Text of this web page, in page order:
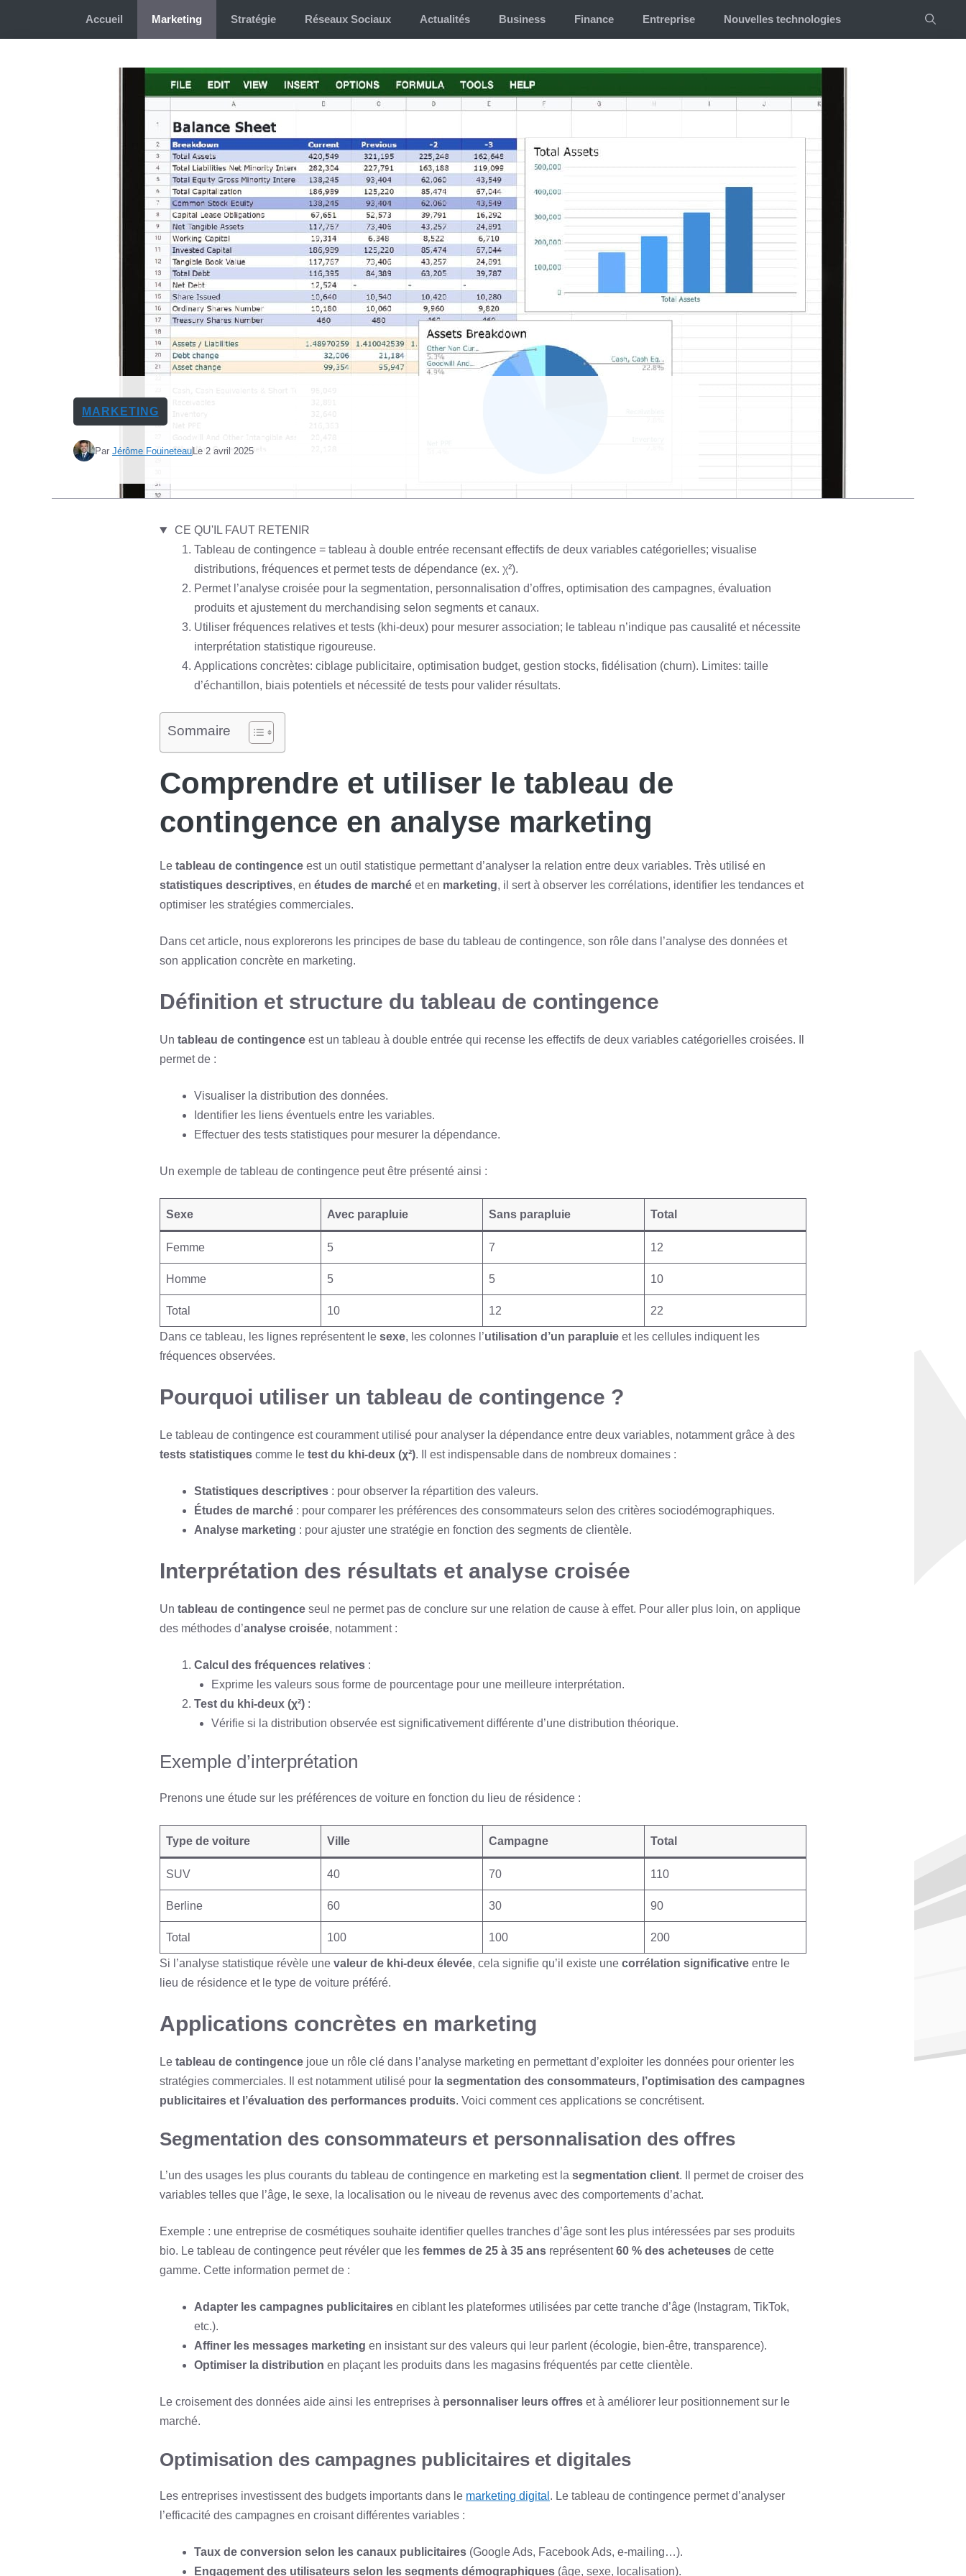
Accueil Marketing Stratégie Réseaux Sociaux Actualités Business Finance Entreprise Nouvelles technologies
MARKETING
Par Jérôme FouineteauLe 2 avril 2025
CE QU'IL FAUT RETENIR
Tableau de contingence = tableau à double entrée recensant effectifs de deux variables catégorielles; visualise
distributions, fréquences et permet tests de dépendance (ex. χ²).
Permet l’analyse croisée pour la segmentation, personnalisation d’offres, optimisation des campagnes, évaluation
produits et ajustement du merchandising selon segments et canaux.
Utiliser fréquences relatives et tests (khi‑deux) pour mesurer association; le tableau n’indique pas causalité et nécessite
interprétation statistique rigoureuse.
Applications concrètes: ciblage publicitaire, optimisation budget, gestion stocks, fidélisation (churn). Limites: taille
d’échantillon, biais potentiels et nécessité de tests pour valider résultats.
Sommaire
Comprendre et utiliser le tableau de
contingence en analyse marketing
Le tableau de contingence est un outil statistique permettant d’analyser la relation entre deux variables. Très utilisé en
statistiques descriptives, en études de marché et en marketing, il sert à observer les corrélations, identifier les tendances et
optimiser les stratégies commerciales.
Dans cet article, nous explorerons les principes de base du tableau de contingence, son rôle dans l’analyse des données et
son application concrète en marketing.
Définition et structure du tableau de contingence
Un tableau de contingence est un tableau à double entrée qui recense les effectifs de deux variables catégorielles croisées. Il
permet de :
Visualiser la distribution des données.
Identifier les liens éventuels entre les variables.
Effectuer des tests statistiques pour mesurer la dépendance.
Un exemple de tableau de contingence peut être présenté ainsi :
Sexe Avec parapluie Sans parapluie Total
Femme 5 7 12
Homme 5 5 10
Total 10 12 22
Dans ce tableau, les lignes représentent le sexe, les colonnes l’utilisation d’un parapluie et les cellules indiquent les
fréquences observées.
Pourquoi utiliser un tableau de contingence ?
Le tableau de contingence est couramment utilisé pour analyser la dépendance entre deux variables, notamment grâce à des
tests statistiques comme le test du khi-deux (χ²). Il est indispensable dans de nombreux domaines :
Statistiques descriptives : pour observer la répartition des valeurs.
Études de marché : pour comparer les préférences des consommateurs selon des critères sociodémographiques.
Analyse marketing : pour ajuster une stratégie en fonction des segments de clientèle.
Interprétation des résultats et analyse croisée
Un tableau de contingence seul ne permet pas de conclure sur une relation de cause à effet. Pour aller plus loin, on applique
des méthodes d’analyse croisée, notamment :
Calcul des fréquences relatives :
Exprime les valeurs sous forme de pourcentage pour une meilleure interprétation.
Test du khi-deux (χ²) :
Vérifie si la distribution observée est significativement différente d’une distribution théorique.
Exemple d’interprétation
Prenons une étude sur les préférences de voiture en fonction du lieu de résidence :
Type de voiture Ville Campagne Total
SUV 40 70 110
Berline 60 30 90
Total 100 100 200
Si l’analyse statistique révèle une valeur de khi-deux élevée, cela signifie qu’il existe une corrélation significative entre le
lieu de résidence et le type de voiture préféré.
Applications concrètes en marketing
Le tableau de contingence joue un rôle clé dans l’analyse marketing en permettant d’exploiter les données pour orienter les
stratégies commerciales. Il est notamment utilisé pour la segmentation des consommateurs, l’optimisation des campagnes
publicitaires et l’évaluation des performances produits. Voici comment ces applications se concrétisent.
Segmentation des consommateurs et personnalisation des offres
L’un des usages les plus courants du tableau de contingence en marketing est la segmentation client. Il permet de croiser des
variables telles que l’âge, le sexe, la localisation ou le niveau de revenus avec des comportements d’achat.
Exemple : une entreprise de cosmétiques souhaite identifier quelles tranches d’âge sont les plus intéressées par ses produits
bio. Le tableau de contingence peut révéler que les femmes de 25 à 35 ans représentent60 % des acheteuses de cette
gamme. Cette information permet de :
Adapter les campagnes publicitaires en ciblant les plateformes utilisées par cette tranche d’âge (Instagram, TikTok,
etc.).
Affiner les messages marketing en insistant sur des valeurs qui leur parlent (écologie, bien-être, transparence).
Optimiser la distribution en plaçant les produits dans les magasins fréquentés par cette clientèle.
Le croisement des données aide ainsi les entreprises à personnaliser leurs offres et à améliorer leur positionnement sur le
marché.
Optimisation des campagnes publicitaires et digitales
Les entreprises investissent des budgets importants dans le marketing digital . Le tableau de contingence permet d’analyser
l’efficacité des campagnes en croisant différentes variables :
Taux de conversion selon les canaux publicitaires (Google Ads, Facebook Ads, e-mailing…).
Engagement des utilisateurs selon les segments démographiques (âge, sexe, localisation).